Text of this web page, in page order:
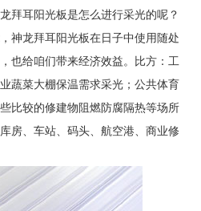
拜耳阳光板是怎么进行采光的呢？
神龙拜耳阳光板在日子中使用随处
也给咱们带来经济效益。比方：工
蔬菜大棚保温需求采光；公共体育
比较的修建物阻燃防腐隔热等场所
房、车站、码头、航空港、商业修